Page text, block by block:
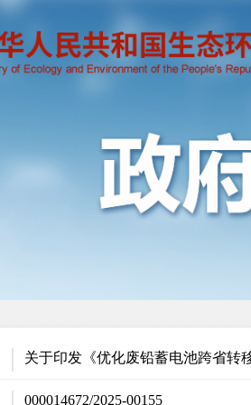
关于印发《优化废铅蓄电池跨省转
000014672/2025-00155